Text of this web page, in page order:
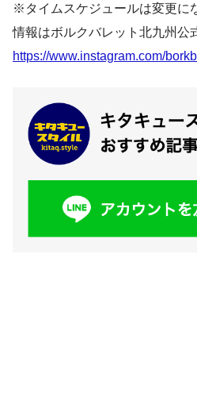
※タイムスケジュールは変更に
情報はボルクバレット北九州公
https://www.instagram.com/